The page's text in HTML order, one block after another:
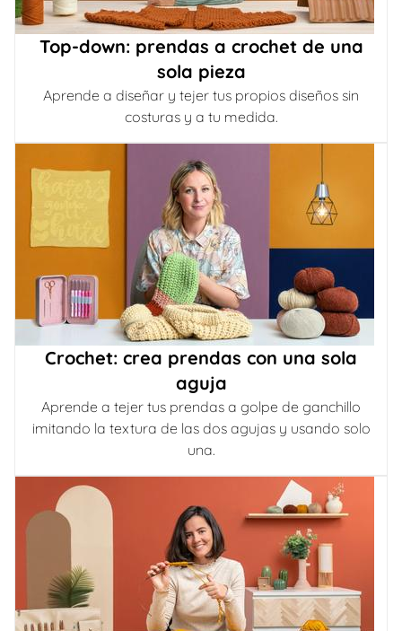
Top-down: prendas a crochet de una
sola pieza
Aprende a diseñar y tejer tus propios diseños sin
costuras y a tu medida.
Crochet: crea prendas con una sola
aguja
Aprende a tejer tus prendas a golpe de ganchillo
imitando la textura de las dos agujas y usando solo
una.